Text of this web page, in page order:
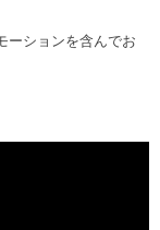
ーションを含んでお